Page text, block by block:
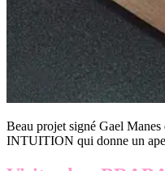
Beau projet signé Gael
INTUITION qui donne un